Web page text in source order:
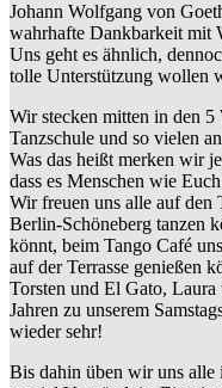
Johann Wolfgang von
wahrhafte Dankbarkeit mit
Uns geht es ähnlich,
tolle Unterstützung wollen
Wir stecken mitten in den 5
Tanzschule und so vielen
Was das heißt merken wir
dass es Menschen wie
Wir freuen uns alle auf
Berlin-Schöneberg tanzen
könnt, beim Tango Café
auf der Terrasse genießen
Torsten und El Gato,
Jahren zu unserem
wieder sehr!
Bis dahin üben wir uns alle